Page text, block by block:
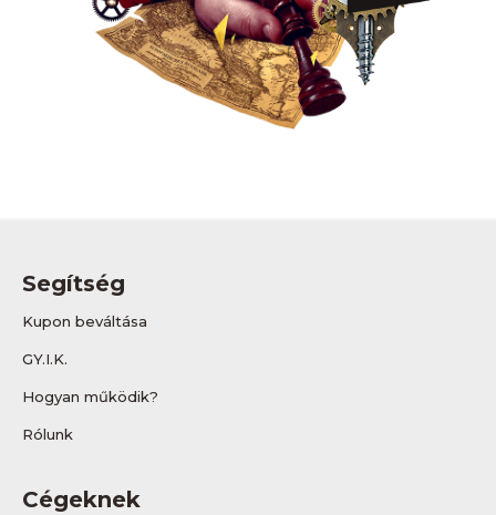
Segítség
Kupon beváltása
GY.I.K.
Hogyan működik?
Rólunk
Cégeknek